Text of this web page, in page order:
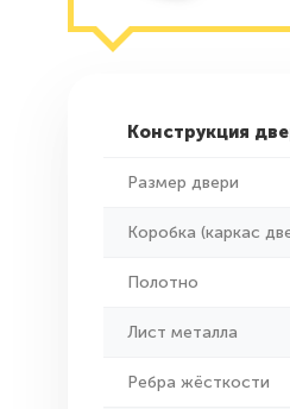
Конструкция
Размер двери
Коробка (каркас
Полотно
Лист металла
Ребра жёсткости